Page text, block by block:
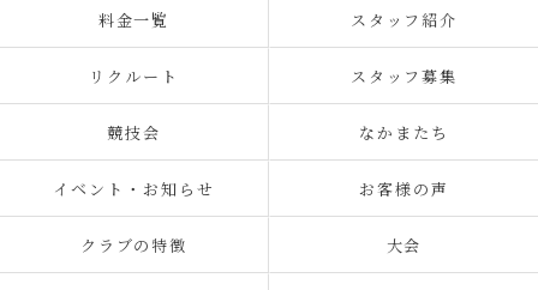
we had brought as a snack, which made for a very
If we have the opportunity to visit this area again,
料金一覧 スタッフ紹介
リクルート スタッフ募集
競技会 なかまたち
イベント・お知らせ お客様の声
クラブの特徴 大会